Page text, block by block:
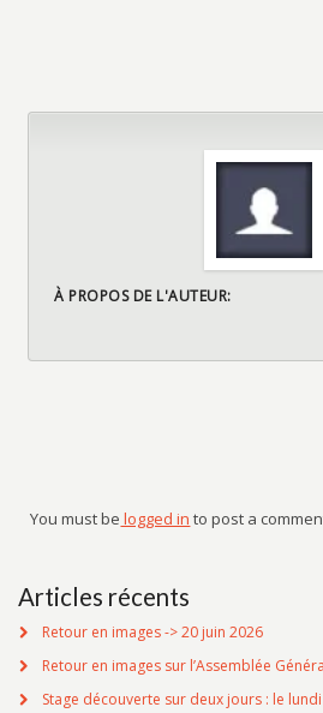
À PROPOS DE L'AUTEUR:
You must be logged in to post a
Articles récents
Retour en images -> 20 juin 2026
Retour en images sur l’Assemblée
Stage découverte sur deux jours : le